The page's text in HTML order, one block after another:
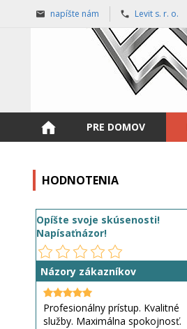
napíšte nám Levit s. r. o.
PRE DOMOV
HODNOTENIA
Opíšte svoje skúsenosti!
Napísaťnázor!
Názory zákazníkov
Profesionálny prístup. Kvalitné
služby. Maximálna spokojnosť.